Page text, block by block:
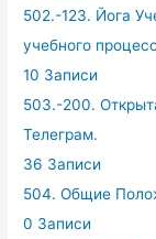
502.-123. Йога
учебного
10 Записи
503.-200.
Телеграм.
36 Записи
504. Общие
0 Записи